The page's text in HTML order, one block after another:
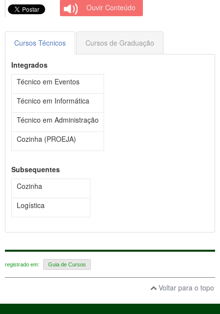
Ouvir Conteúdo
Cursos Técnicos Cursos de Graduação
Integrados
Técnico em Eventos
Técnico em Informática
Técnico em Administração
Cozinha (PROEJA)
Subsequentes
Cozinha
Logística
registrado em: Guia de Cursos
Voltar para o topo